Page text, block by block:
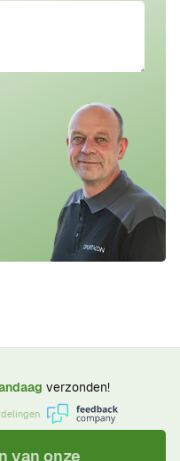
verzonden!
van onze